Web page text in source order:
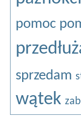
pomoc
sprzedam
wątek